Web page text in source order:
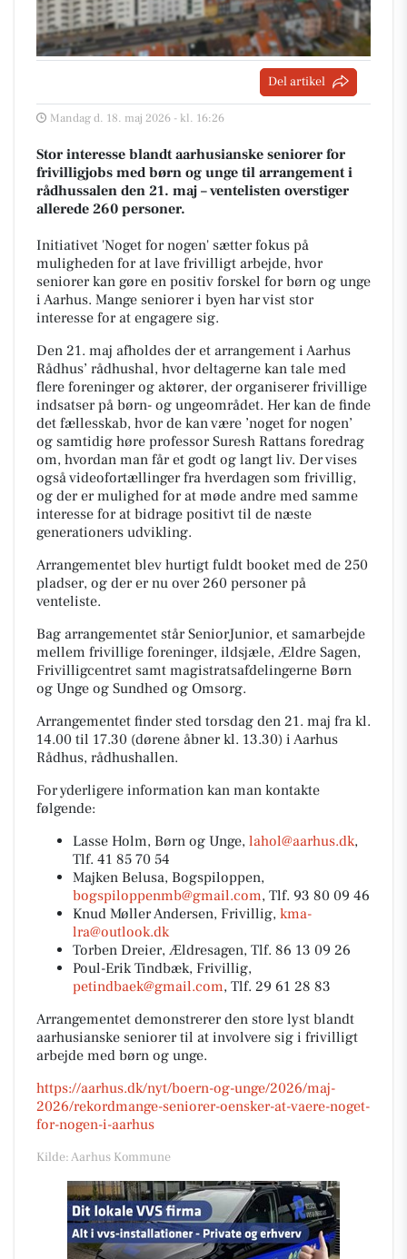
Del artikel
Mandag d. 18. maj 2026 - kl. 16:26
Stor interesse blandt aarhusianske seniorer for
frivilligjobs med børn og unge til arrangement i
rådhussalen den 21. maj – ventelisten overstiger
allerede 260 personer.
Initiativet 'Noget for nogen' sætter fokus på
muligheden for at lave frivilligt arbejde, hvor
seniorer kan gøre en positiv forskel for børn og unge
i Aarhus. Mange seniorer i byen har vist stor
interesse for at engagere sig.
Den 21. maj afholdes der et arrangement i Aarhus
Rådhus’ rådhushal, hvor deltagerne kan tale med
flere foreninger og aktører, der organiserer frivillige
indsatser på børn- og ungeområdet. Her kan de finde
det fællesskab, hvor de kan være ’noget for nogen’
og samtidig høre professor Suresh Rattans foredrag
om, hvordan man får et godt og langt liv. Der vises
også videofortællinger fra hverdagen som frivillig,
og der er mulighed for at møde andre med samme
interesse for at bidrage positivt til de næste
generationers udvikling.
Arrangementet blev hurtigt fuldt booket med de 250
pladser, og der er nu over 260 personer på
venteliste.
Bag arrangementet står SeniorJunior, et samarbejde
mellem frivillige foreninger, ildsjæle, Ældre Sagen,
Frivilligcentret samt magistratsafdelingerne Børn
og Unge og Sundhed og Omsorg.
Arrangementet finder sted torsdag den 21. maj fra kl.
14.00 til 17.30 (dørene åbner kl. 13.30) i Aarhus
Rådhus, rådhushallen.
For yderligere information kan man kontakte
følgende:
Lasse Holm, Børn og Unge, lahol@aarhus.dk,
Tlf. 41 85 70 54
Majken Belusa, Bogspiloppen,
bogspiloppenmb@gmail.com, Tlf. 93 80 09 46
Knud Møller Andersen, Frivillig, kma-
lra@outlook.dk
Torben Dreier, Ældresagen, Tlf. 86 13 09 26
Poul-Erik Tindbæk, Frivillig,
petindbaek@gmail.com, Tlf. 29 61 28 83
Arrangementet demonstrerer den store lyst blandt
aarhusianske seniorer til at involvere sig i frivilligt
arbejde med børn og unge.
https://aarhus.dk/nyt/boern-og-unge/2026/maj-
2026/rekordmange-seniorer-oensker-at-vaere-noget-
for-nogen-i-aarhus
Kilde: Aarhus Kommune